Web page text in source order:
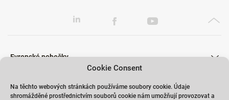
Cookie Consent
Na těchto webových stránkách používáme soubory cookie. Údaje
shromážděné prostřednictvím souborů cookie nám umožňují provozovat a
Evropské pobočky
Školení